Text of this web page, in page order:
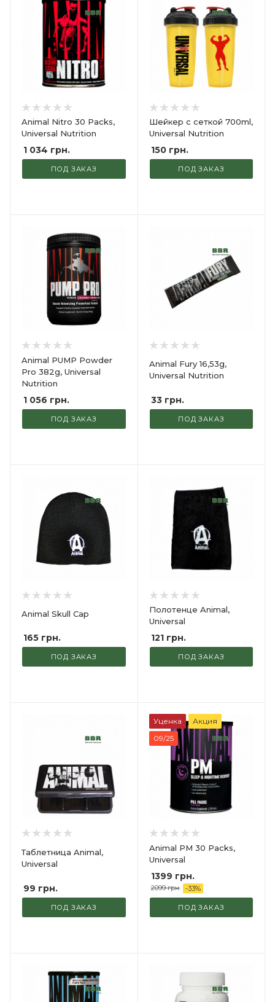
Animal Nitro 30 Packs,
Universal Nutrition
1 034 грн.
ПОД ЗАКАЗ
Шейкер с сеткой 700ml,
Universal Nutrition
150грн.
ПОД ЗАКАЗ
Animal PUMP Powder
Pro 382g, Universal
Nutrition
1 056 грн.
ПОД ЗАКАЗ
Animal Fury 16,53g,
Universal Nutrition
33грн.
ПОД ЗАКАЗ
Animal Skull Cap
165 грн.
ПОД ЗАКАЗ
Полотенце Animal,
Universal
121грн.
ПОД ЗАКАЗ
Таблетница Animal,
Universal
99 грн.
ПОД ЗАКАЗ
Уценка
Акция
09/25
Animal PM 30 Packs,
Universal
1399 грн.
2099 грн. -33%
ПОД ЗАКАЗ